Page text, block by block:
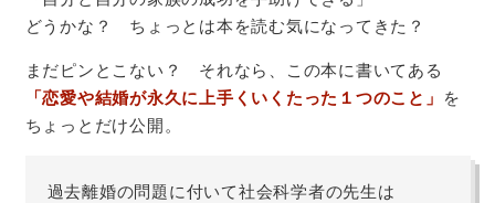
どうかな？ ちょっとは本を読む気になってきた？
まだピンとこない？ それなら、この本に書いてある
「恋愛や結婚が永久に上手くいくたった１つのこと」 を
ちょっとだけ公開。
過去離婚の問題に付いて社会科学者の先生は